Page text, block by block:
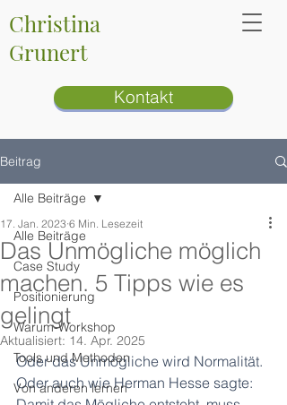
Christina
Grunert
Kontakt
Beitrag
Alle Beiträge
Case Study
Positionierung
Warum-Workshop
Tools und Methoden
Von anderen lernen
Alle Beiträge
Das Unmögliche möglich
machen. 5 Tipps wie es
gelingt
17. Jan. 2023 6 Min. Lesezeit
Aktualisiert: 14. Apr. 2025
Oder das Unmögliche wird Normalität.
Oder auch wie Herman Hesse sagte: